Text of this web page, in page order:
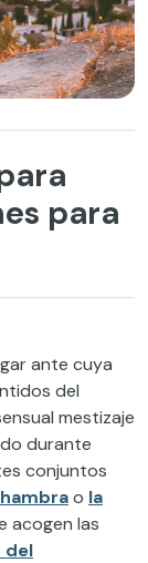
para
ante cuya
del
mestizaje
durante
conjuntos
o la
acogen las
del